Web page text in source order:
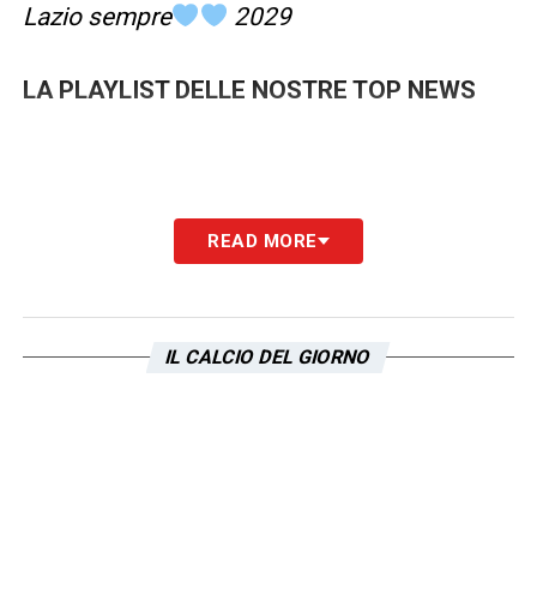
Lazio sempre
2029
LA PLAYLIST DELLE NOSTRE TOP NEWS
READ MORE
IL CALCIO DEL GIORNO